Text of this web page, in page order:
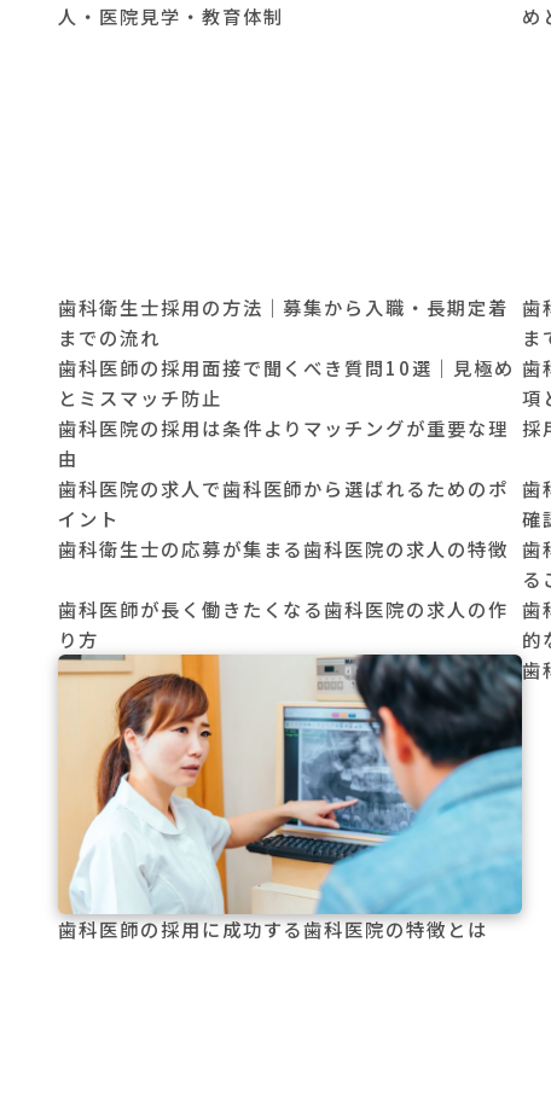
人・医院見学・教育体制
め
歯科衛生士採用の方法｜募集から入職・長期定着
までの流れ
歯
ま
歯科医師の採用面接で聞くべき質問10選｜見極め
とミスマッチ防止
歯
項
歯科医院の採用は条件よりマッチングが重要な理
由
採
歯科医院の求人で歯科医師から選ばれるためのポ
イント
歯
確
歯科衛生士の応募が集まる歯科医院の求人の特徴 歯
る
歯科医師が長く働きたくなる歯科医院の求人の作
り方
歯
的
歯科医師の採用に成功する歯科医院の特徴とは
歯